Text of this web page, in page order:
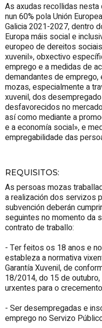
As axudas recollidas
nun 60% pola Unión
Galicia 2021-2027, dentro
Europa máis social e
europeo de dereitos
xuvenil», obxectivo
emprego e a medidas de
demandantes de
mozas, especialmente a
xuvenil, dos
desfavorecidos no
así como mediante a
e a economía social», e
empregabilidade das
REQUISITOS:
As persoas mozas
a realización dos servizos
subvención deberán
seguintes no momento da
contrato de traballo:
- Ter feitos os 18 anos e
estableza a normativa
Garantía Xuvenil, de
18/2014, do 15 de
urxentes para o
- Ser desempregadas e
emprego no Servizo